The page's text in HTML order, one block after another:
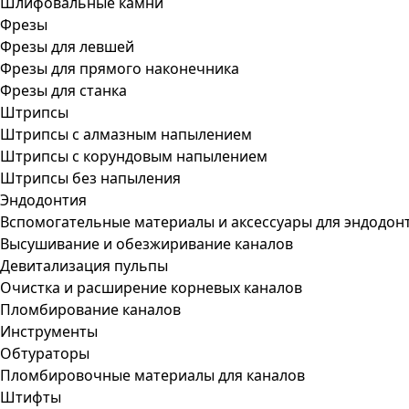
Фрезы
Фрезы для левшей
Фрезы для прямого наконечника
Фрезы для станка
Штрипсы
Штрипсы c алмазным напылением
Штрипсы c корундовым напылением
Штрипсы без напыления
Эндодонтия
Вспомогательные материалы и аксессуары для
Высушивание и обезжиривание каналов
Девитализация пульпы
Очистка и расширение корневых каналов
Пломбирование каналов
Инструменты
Обтураторы
Пломбировочные материалы для каналов
Штифты